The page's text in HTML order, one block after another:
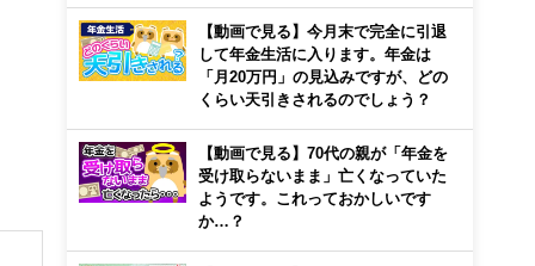
【動画で見る】今月末で完全に引退
して年金生活に入ります。年金は
「月20万円」の見込みですが、どの
くらい天引きされるのでしょう？
【動画で見る】70代の親が「年金を
受け取らないまま」亡くなっていた
ようです。これっておかしいです
か…？